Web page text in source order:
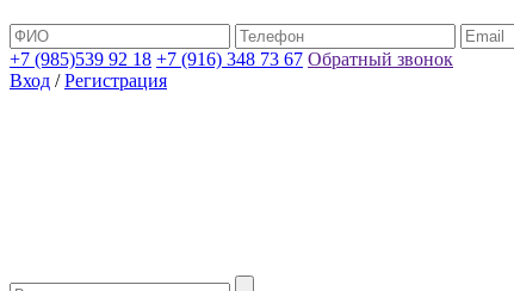
+7 (985)539 92 18 +7 (916) 348 73 67 Обратный звонок
Вход / Регистрация